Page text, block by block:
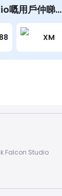
嘅用戶仲睇…
88 XM
Falcon Studio